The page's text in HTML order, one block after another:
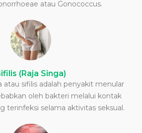
atau Gonococcus.
(Raja Singa)
atau sifilis adalah penyakit menular
oleh bakteri melalui kontak
terinfeksi selama aktivitas seksual.